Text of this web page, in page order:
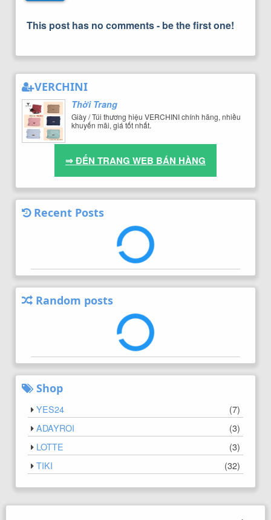
This post has no comments - be the first one!
VERCHINI
Thời Trang
Giày / Túi thương hiệu VERCHINI chính hãng, nhiều
khuyến mãi, giá tốt nhất.
⇒ ĐẾN TRANG WEB BÁN HÀNG
Recent Posts
Random posts
Shop
YES24 (7)
ADAYROI
(3)
LOTTE
(3)
TIKI
(32)